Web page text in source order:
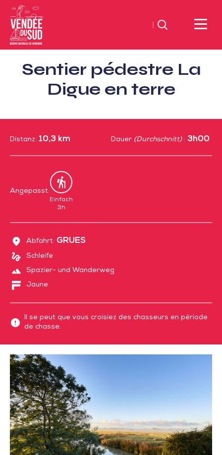
Sud
Vendée
TourismusSüd
Küste
Suchen
Sentier pédestre La
Digue en terre
Distanz: 10,3 km Dauer (Durchschnitt): 3h00
Angepasst:
Spaziergang
Einfach
3h
Abfahrt: GRUES
Schleife
Spazier- und Wanderweg
Jaune
Il se peut que vous croisiez des chasseurs en période
de chasse.